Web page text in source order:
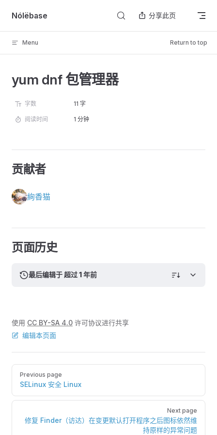
Skip to content
Nólëbase 分享此页
Menu Return to top
yum dnf 包管理器
字数 11 字
阅读时间 1 分钟
贡献者
絢香猫
页面历史
最后编辑于 超过 1 年前
使用 CC BY-SA 4.0 许可协议进行共享
编辑本页面
PagerPrevious page
SELinux 安全 Linux
Next page
修复 Finder（访达）在变更默认打开程序之后图标依然维
持原样的异常问题